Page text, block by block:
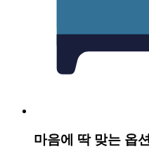
마음에 딱 맞는 옵션